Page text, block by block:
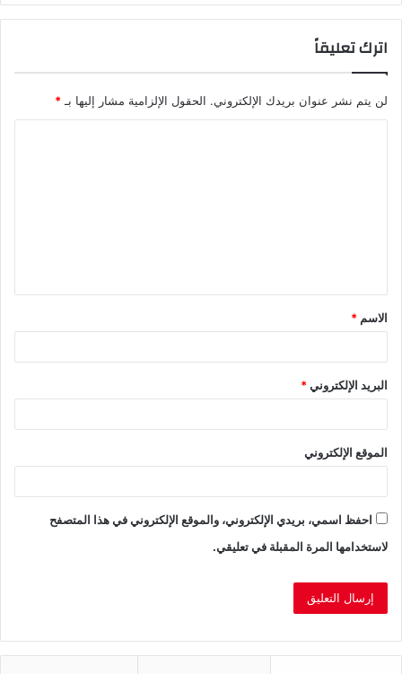
اترك تعليقاً
لن يتم نشر عنوان بريدك الإلكتروني. الحقول الإلزامية مشار إليها بـ *
ق
*
الاسم *
البريد الإلكتروني*
الموقع الإلكتروني
احفظ اسمي، بريدي الإلكتروني، والموقع الإلكتروني في هذا المتصفح
لاستخدامها المرة المقبلة في تعليقي.